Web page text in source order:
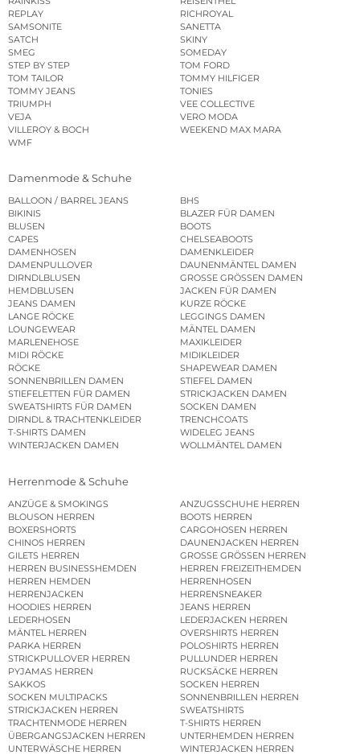
REPLAY
RICHROYAL
SAMSONITE
SANETTA
SATCH
SKINY
SMEG
SOMEDAY
STEP BY STEP
TOM FORD
TOM TAILOR
TOMMY HILFIGER
TOMMY JEANS
TONIES
TRIUMPH
VEE COLLECTIVE
VEJA
VERO MODA
VILLEROY & BOCH
WEEKEND MAX MARA
WMF
Damenmode & Schuhe
BALLOON / BARREL JEANS
BHS
BIKINIS
BLAZER FÜR DAMEN
BLUSEN
BOOTS
CAPES
CHELSEABOOTS
DAMENHOSEN
DAMENKLEIDER
DAMENPULLOVER
DAUNENMÄNTEL DAMEN
DIRNDLBLUSEN
GROSSE GRÖSSEN DAMEN
HEMDBLUSEN
JACKEN FÜR DAMEN
JEANS DAMEN
KURZE RÖCKE
LANGE RÖCKE
LEGGINGS DAMEN
LOUNGEWEAR
MÄNTEL DAMEN
MARLENEHOSE
MAXIKLEIDER
MIDI RÖCKE
MIDIKLEIDER
RÖCKE
SHAPEWEAR DAMEN
SONNENBRILLEN DAMEN
STIEFEL DAMEN
STIEFELETTEN FÜR DAMEN
STRICKJACKEN DAMEN
SWEATSHIRTS FÜR DAMEN
SOCKEN DAMEN
DIRNDL & TRACHTENKLEIDER
TRENCHCOATS
T-SHIRTS DAMEN
WIDELEG JEANS
WINTERJACKEN DAMEN
WOLLMÄNTEL DAMEN
Herrenmode & Schuhe
ANZÜGE & SMOKINGS
ANZUGSSCHUHE HERREN
BLOUSON HERREN
BOOTS HERREN
BOXERSHORTS
CARGOHOSEN HERREN
CHINOS HERREN
DAUNENJACKEN HERREN
GILETS HERREN
GROSSE GRÖSSEN HERREN
HERREN BUSINESSHEMDEN
HERREN FREIZEITHEMDEN
HERREN HEMDEN
HERRENHOSEN
HERRENJACKEN
HERRENSNEAKER
HOODIES HERREN
JEANS HERREN
LEDERHOSEN
LEDERJACKEN HERREN
MÄNTEL HERREN
OVERSHIRTS HERREN
PARKA HERREN
POLOSHIRTS HERREN
STRICKPULLOVER HERREN
PULLUNDER HERREN
PYJAMAS HERREN
RUCKSÄCKE HERREN
SAKKOS
SOCKEN HERREN
SOCKEN MULTIPACKS
SONNENBRILLEN HERREN
STRICKJACKEN HERREN
SWEATSHIRTS
TRACHTENMODE HERREN
T-SHIRTS HERREN
ÜBERGANGSJACKEN HERREN
UNTERHEMDEN HERREN
UNTERWÄSCHE HERREN
WINTERJACKEN HERREN